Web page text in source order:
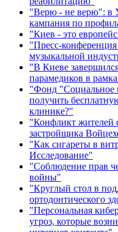
"Верю - не верю": в
кампания по
"Киев - это
"Пресс-конференция
музыкальной
"В Киеве
парамедиков в
"Фонд "Социальное
получить
клинике?"
"Конфликт жителей
застройщика
"Как сигареты в
Исследование"
"Соблюдение прав
войны"
"Круглый стол в
ортодонтического
"Персональная
угроз, которые